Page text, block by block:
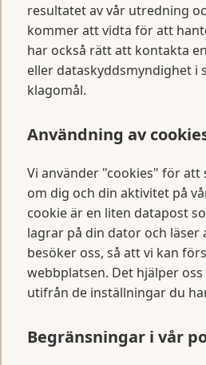
resultatet av vår utredning
kommer att vidta för att
har också rätt att kontakta
eller dataskyddsmyndighet i
klagomål.
Användning av
Vi använder "cookies" för
om dig och din aktivitet på
cookie är en liten datapost
lagrar på din dator och läser
besöker oss, så att vi kan
webbplatsen. Det hjälper
utifrån de inställningar du
Begränsningar i vår